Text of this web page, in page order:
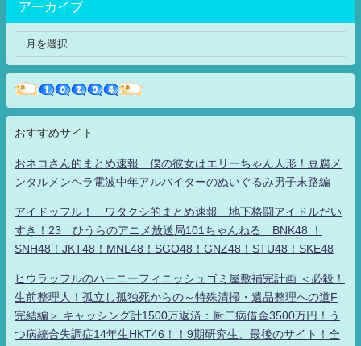
アーカイブ
おすすめサイト
おネコさん的まとめ速報 僕の彼女はエリーちゃん人形！豆腐メ
ンタルメンヘラ電波中年アルバイターのぬいぐるみ男子末路編
アイドッフル！ ワタクシ的まとめ速報 地下格闘アイドルだい
すき！23 ひうらのアニメ放送局101ちゃんねる BNK48 ！
SNH48！JKT48！MNL48！SGO48！GNZ48！STU48！SKE48
ヒウラッフルのハーニーフィニッシュゴミ屋敷補完計画 ＜必殺！
生前整理人！孤立し孤独死からの～特殊清掃・遺品整理への道F
完結編＞ キャッシング計1500万返済：厨二病借金3500万円！う
つ病統合失調症14年生HKT46！！9期研究生、最後のサイト！全